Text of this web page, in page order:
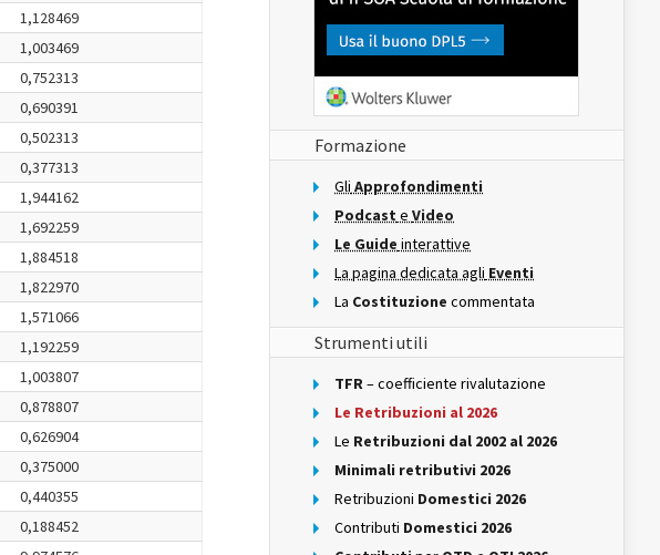
1,128469
1,003469
0,752313
0,690391
0,502313
0,377313
1,944162
1,692259
1,884518
1,822970
1,571066
1,192259
1,003807
0,878807
0,626904
0,375000
0,440355
0,188452
Formazione
Gli Approfondimenti
Podcast e Video
Le Guide interattive
La pagina dedicata agli Eventi
La Costituzione commentata
Strumenti utili
TFR– coefficiente rivalutazione
Le Retribuzioni al 2026
Le Retribuzioni dal 2002 al 2026
Minimali retributivi 2026
Retribuzioni Domestici 2026
Contributi Domestici 2026